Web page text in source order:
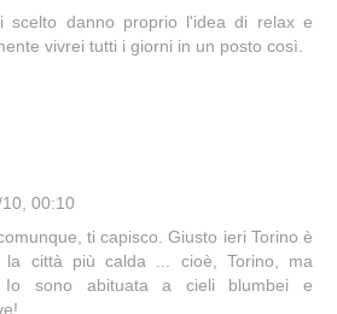
scelto danno proprio l'idea di relax e
vivrei tutti i giorni in un posto così.
00:10
ti capisco. Giusto ieri Torino è
la città più calda ... cioè, Torino, ma
Io sono abituata a cieli blumbei e